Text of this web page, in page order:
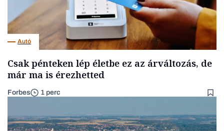
Autó
Csak pénteken lép életbe ez az árváltozás, de
már ma is érezhetted
Forbes 1 perc